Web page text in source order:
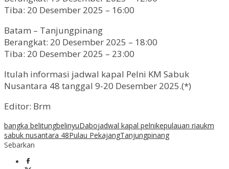
Tiba: 20 Desember 2025 – 16:00
Batam – Tanjungpinang
Berangkat: 20 Desember 2025 – 18:00
Tiba: 20 Desember 2025 – 23:00
Itulah informasi jadwal kapal Pelni KM Sabuk
Nusantara 48 tanggal 9-20 Desember 2025.(*)
Editor: Brm
bangka belitungbelinyuDabojadwal kapal pelnikepulauan riaukm
sabuk nusantara 48Pulau PekajangTanjungpinang
Sebarkan